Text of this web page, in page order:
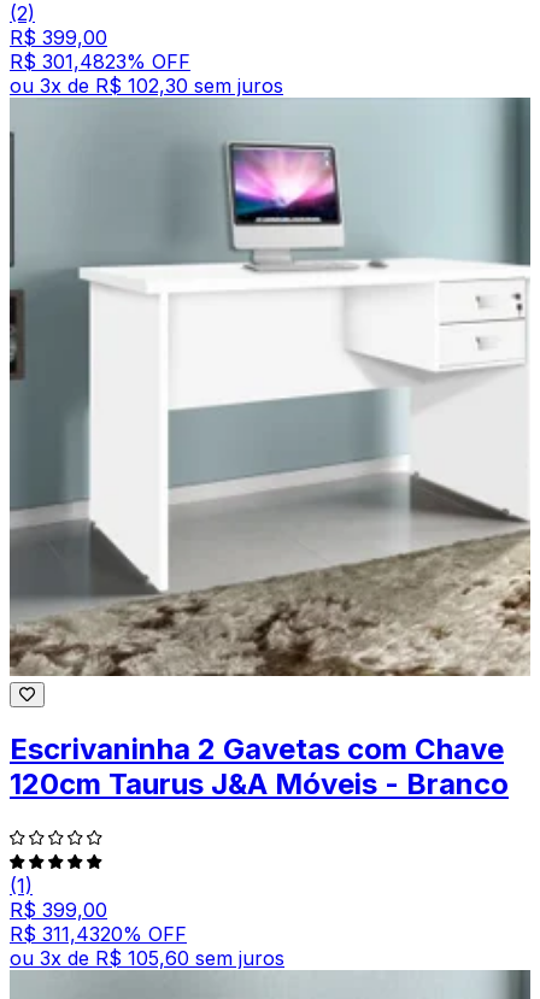
(2)
R$ 399,00
R$ 301,4823% OFF
ou 3x de R$ 102,30 sem juros
Escrivaninha 2 Gavetas com Chave
120cm Taurus J&A Móveis - Branco
(1)
R$ 399,00
R$ 311,4320% OFF
ou 3x de R$ 105,60 sem juros